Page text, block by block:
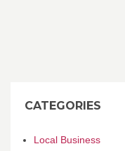
CATEGORIES
Local Business